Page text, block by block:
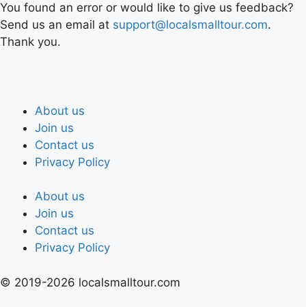
You found an error or would like to give us feedback?
Send us an email at support@localsmalltour.com.
Thank you.
About us
Join us
Contact us
Privacy Policy
About us
Join us
Contact us
Privacy Policy
© 2019-2026 localsmalltour.com